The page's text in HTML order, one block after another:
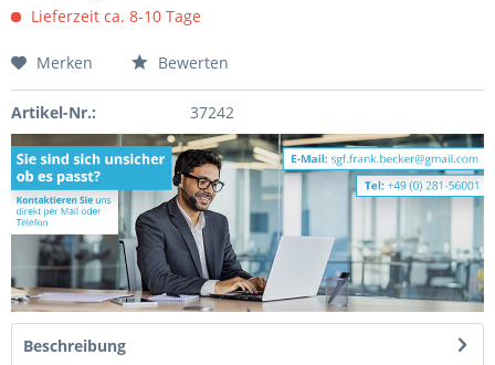
Lieferzeit ca. 8-10 Tage
Merken Bewerten
Artikel-Nr.: 37242
Beschreibung